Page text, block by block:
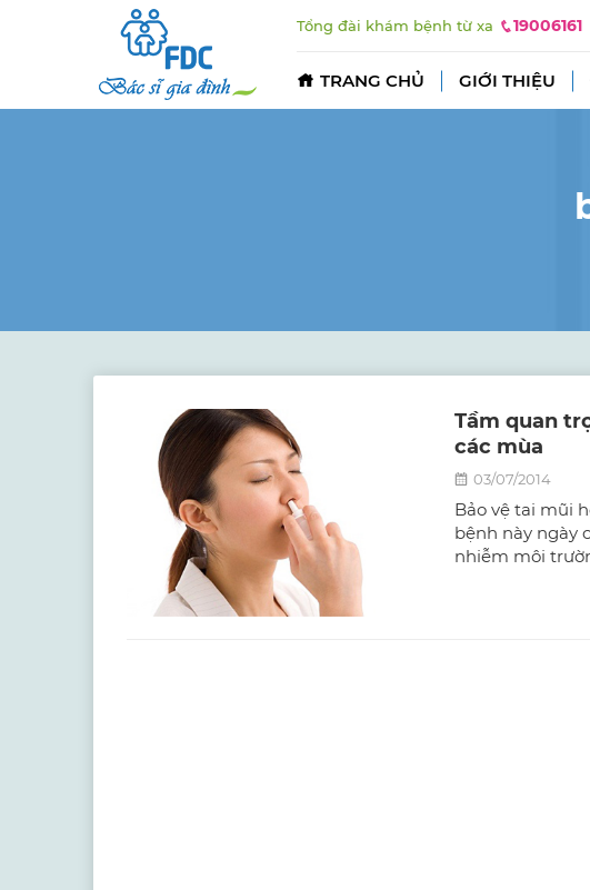
Tổng đài khám bệnh từ xa 19006161
TRANG CHỦ GIỚI THIỆU
Tầm quan
các mùa
03/07/2014
Bảo vệ tai mũi
bệnh này ngày
nhiễm môi